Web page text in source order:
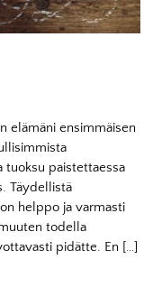
elämäni ensimmäisen
tuoksu paistettaessa
Täydellistä
helppo ja varmasti
todella
pidätte. En […]